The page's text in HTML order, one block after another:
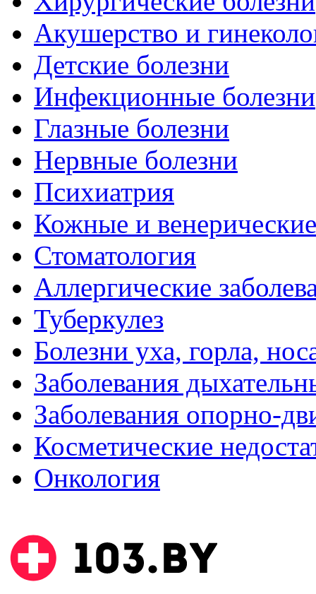
Акушерство и
Детские болезни
Инфекционные болезни
Глазные болезни
Нервные болезни
Психиатрия
Кожные и
Стоматология
Аллергические
Туберкулез
Болезни уха, горла,
Заболевания
Заболевания опорно-
Косметические
Онкология